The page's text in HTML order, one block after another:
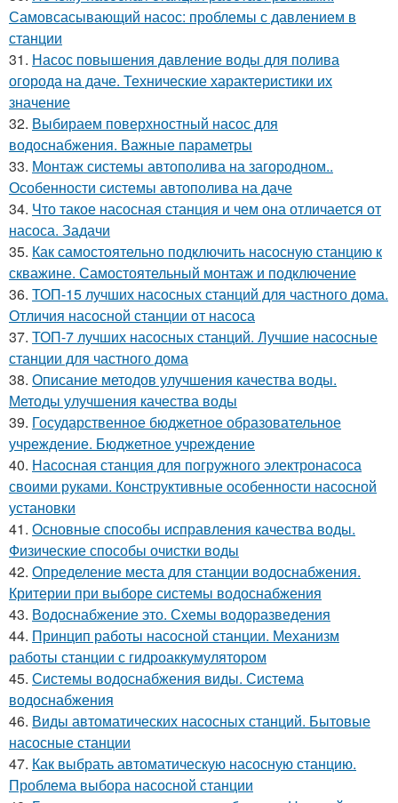
Самовсасывающий насос: проблемы с давлением в
станции
31. Насос повышения давление воды для полива
огорода на даче. Технические характеристики их
значение
32. Выбираем поверхностный насос для
водоснабжения. Важные параметры
33. Монтаж системы автополива на загородном..
Особенности системы автополива на даче
34. Что такое насосная станция и чем она отличается от
насоса. Задачи
35. Как самостоятельно подключить насосную станцию к
скважине. Самостоятельный монтаж и подключение
36. ТОП-15 лучших насосных станций для частного дома.
Отличия насосной станции от насоса
37. ТОП-7 лучших насосных станций. Лучшие насосные
станции для частного дома
38. Описание методов улучшения качества воды.
Методы улучшения качества воды
39. Государственное бюджетное образовательное
учреждение. Бюджетное учреждение
40. Насосная станция для погружного электронасоса
своими руками. Конструктивные особенности насосной
установки
41. Основные способы исправления качества воды.
Физические способы очистки воды
42. Определение места для станции водоснабжения.
Критерии при выборе системы водоснабжения
43. Водоснабжение это. Схемы водоразведения
44. Принцип работы насосной станции. Механизм
работы станции с гидроаккумулятором
45. Системы водоснабжения виды. Система
водоснабжения
46. Виды автоматических насосных станций. Бытовые
насосные станции
47. Как выбрать автоматическую насосную станцию.
Проблема выбора насосной станции